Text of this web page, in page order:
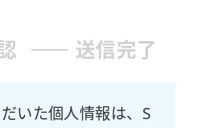
送信完了
いた個人情報は、S